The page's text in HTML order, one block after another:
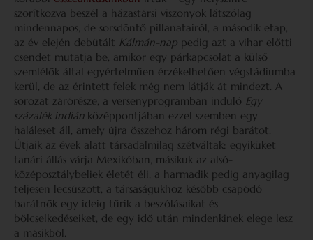
szorítkozva beszél a házastársi viszonyok látszólag
mindennapos, de sorsdöntő pillanatairól, a második etap,
az év elején debütált Kálmán-nap pedig azt a vihar előtti
csendet mutatja be, amikor egy párkapcsolat a külső
szemlélők által egyértelműen érzékelhetően végstádiumba
kerül, de az érintett felek még nem látják át mindezt. A
sorozat zárórésze, a versenyprogramban induló Egy
százalék indián középpontjában ezzel szemben egy
haláleset áll, amely újra összehoz három régi barátot.
Útjaik az évek alatt társadalmilag szétváltak: egyiküket
tanári állás várja Mexikóban, másikuk az alsó-
középosztálybeliek életét éli, a harmadik pedig anyagilag
teljesen lecsúszott, a társaságukhoz később csapódó
barátnők egy ideig tűrik a beszólásaikat és
bölcselkedéseiket, de egy idő után mindenkinek elege lesz
a másikból.